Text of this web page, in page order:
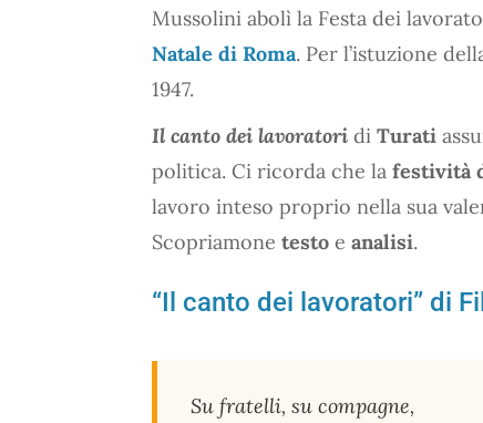
Mussolini abolì la Festa dei
Natale di Roma. Per l’istuzione
1947.
Il canto dei lavoratori di Turati
politica. Ci ricorda che la festività
lavoro inteso proprio nella sua
Scopriamone testo e analisi.
“Il canto dei lavoratori” di
Su fratelli, su compagne,